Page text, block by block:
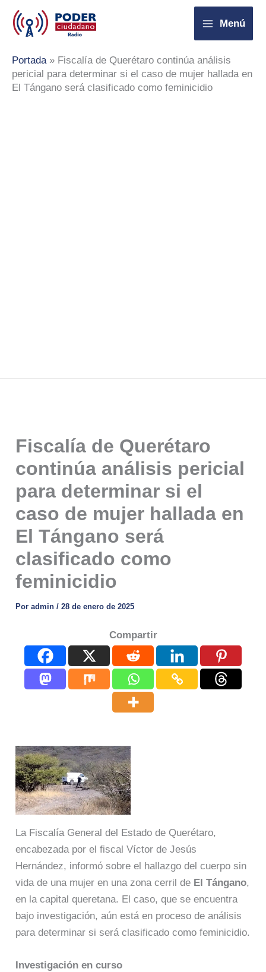
contenido
Menú
Portada» Fiscalía de Querétaro continúa análisis
pericial para determinar si el caso de mujer hallada en
El Tángano será clasificado como feminicidio
Fiscalía de Querétaro
continúa análisis pericial
para determinar si el
caso de mujer hallada en
El Tángano será
clasificado como
feminicidio
Poradmin/28 de enero de 2025
Compartir
La Fiscalía General del Estado de Querétaro,
encabezada por el fiscal Víctor de Jesús
Hernández, informó sobre el hallazgo del cuerpo sin
vida de una mujer en una zona cerril de El Tángano,
en la capital queretana. El caso, que se encuentra
bajo investigación, aún está en proceso de análisis
para determinar si será clasificado como feminicidio.
Investigación en curso